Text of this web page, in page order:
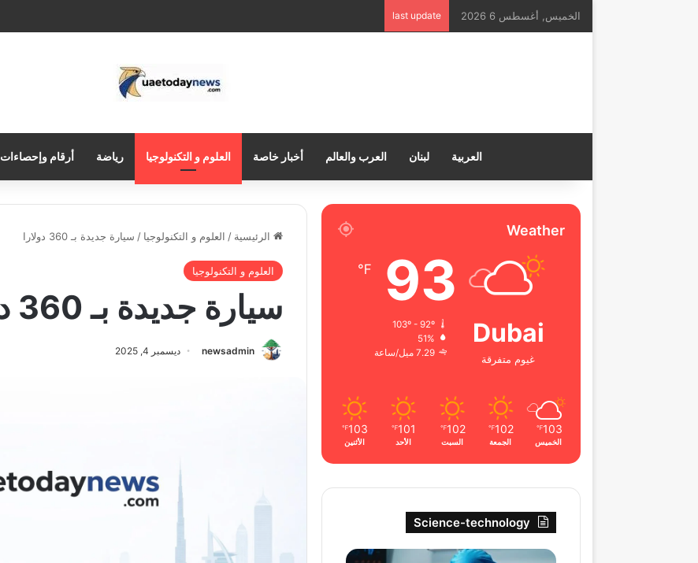
الخميس, أغسطس 6 2026 last update
العربية لبنان العرب والعالم أخبار خاصة العلوم و التكنولوجيا رياضة أرقام وإحصاءات
الرئيسية / العلوم و التكنولوجيا / سيارة جديدة بـ 360 دولارا
العلوم و التكنولوجيا
سيارة جديدة بـ 360 دولارا
newsadmin ديسمبر 4, 2025
Weather
Dubai
غيوم متفرقة
93
℉
103º - 92º
51%
7.29 ميل/ساعة
103
℉
الخميس
102
℉
الجمعة
102
℉
السبت
101
℉
الأحد
103
℉
الأثنين
Science-technology